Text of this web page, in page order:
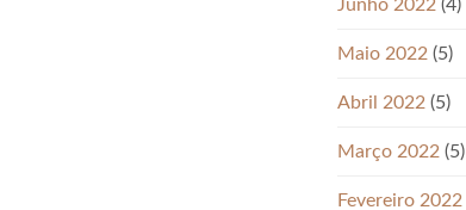
Junho 2022 (4)
Maio 2022 (5)
Abril 2022 (5)
Março 2022 (5)
Fevereiro 2022